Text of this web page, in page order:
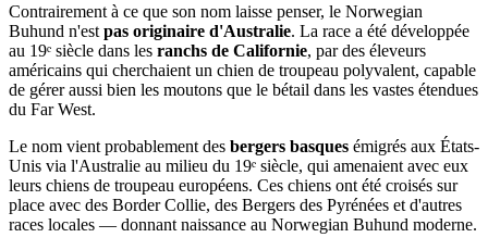
Contrairement à ce que son nom laisse penser, le Norwegian
Buhund n'est pas originaire d'Australie. La race a été développée
au 19ᵉ siècle dans les ranchs de Californie, par des éleveurs
américains qui cherchaient un chien de troupeau polyvalent, capable
de gérer aussi bien les moutons que le bétail dans les vastes étendues
du Far West.
Le nom vient probablement des bergers basques émigrés aux États-
Unis via l'Australie au milieu du 19ᵉ siècle, qui amenaient avec eux
leurs chiens de troupeau européens. Ces chiens ont été croisés sur
place avec des Border Collie, des Bergers des Pyrénées et d'autres
races locales — donnant naissance au Norwegian Buhund moderne.